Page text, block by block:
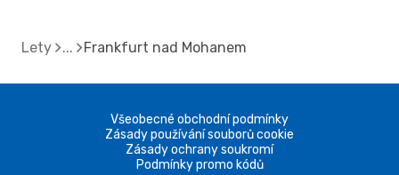
Lety Frankfurt nad Mohanem
Všeobecné obchodní podmínky
Zásady používání souborů cookie
Zásady ochrany soukromí
Podmínky promo kódů